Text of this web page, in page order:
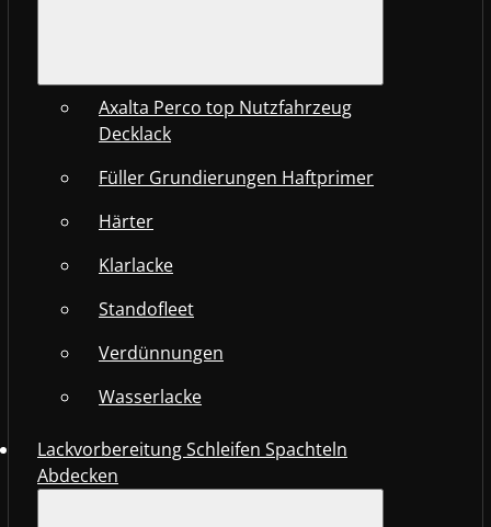
Axalta Perco top Nutzfahrzeug
Decklack
Füller Grundierungen Haftprimer
Härter
Klarlacke
Standofleet
Verdünnungen
Wasserlacke
Lackvorbereitung Schleifen Spachteln
Abdecken